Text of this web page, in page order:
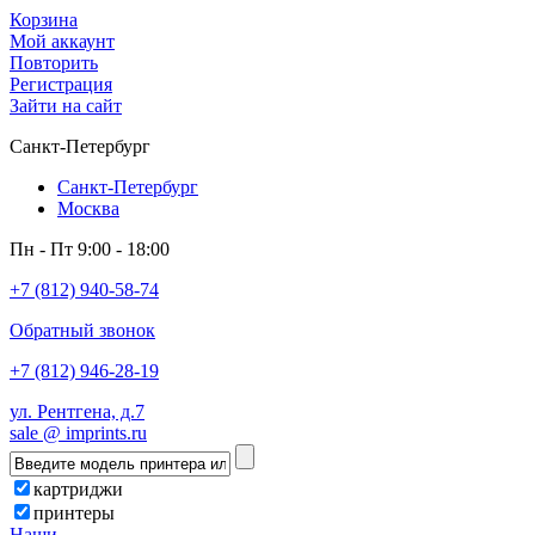
Корзина
Мой аккаунт
Повторить
Регистрация
Зайти на сайт
Санкт-Петербург
Санкт-Петербург
Москва
Пн - Пт 9:00 - 18:00
+7 (812) 940-58-74
Обратный звонок
+7 (812) 946-28-19
ул. Рентгена, д.7
sale @ imprints.ru
картриджи
принтеры